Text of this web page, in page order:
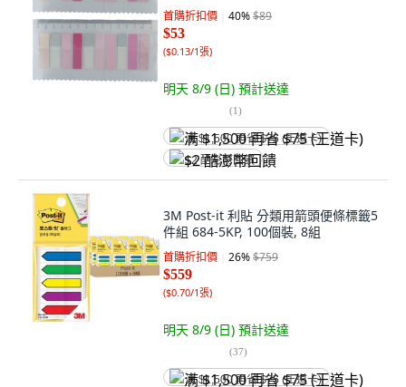
首購折扣價 40%$89
$53
($0.13/1張)
明天 8/9 (日) 預計送達
(1)
满 $1,500 再省 $75 (王道卡)
$2 酷澎幣回饋
3M Post-it 利貼 分類用箭頭便條標籤5
件組 684-5KP, 100個裝, 8組
首購折扣價 26%$759
$559
($0.70/1張)
明天 8/9 (日) 預計送達
(37)
满 $1,500 再省 $75 (王道卡)